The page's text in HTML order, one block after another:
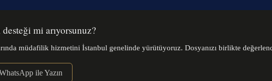
mi arıyorsunuz?
müdafilik hizmetini İstanbul genelinde yürütüyoruz. Dosyanızı birlikte
ile Yazın